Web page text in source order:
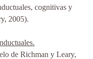
cognitivas y
2005).
de Richman y Leary,